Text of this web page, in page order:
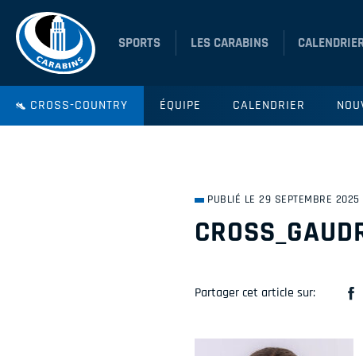
SPORTS LES CARABINS
CROSS-COUNTRY ÉQUIPE CALENDRIER
PUBLIÉ LE 29 SEPTEMBRE 2025
Partager cet article sur: